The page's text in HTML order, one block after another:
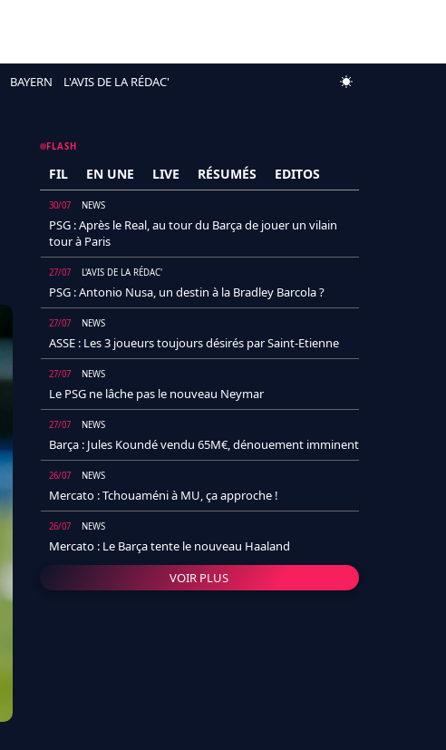
BAYERN L'AVIS DE LA RÉDAC'
FLASH
FIL EN UNE LIVE RÉSUMÉS EDITOS
30/07 NEWS
PSG : Après le Real, au tour du Barça de jouer un vilain
tour à Paris
27/07 L'AVIS DE LA RÉDAC'
PSG : Antonio Nusa, un destin à la Bradley Barcola ?
27/07 NEWS
ASSE : Les 3 joueurs toujours désirés par Saint-Etienne
27/07 NEWS
Le PSG ne lâche pas le nouveau Neymar
27/07 NEWS
Barça : Jules Koundé vendu 65M€, dénouement imminent
26/07 NEWS
Mercato : Tchouaméni à MU, ça approche !
26/07 NEWS
Mercato : Le Barça tente le nouveau Haaland
VOIR PLUS